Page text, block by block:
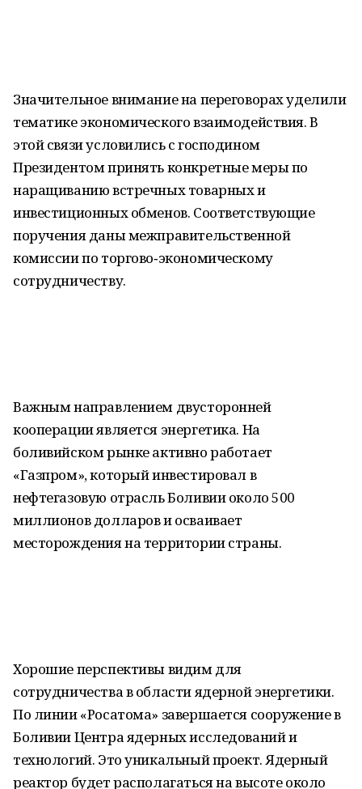
Значительное внимание на переговорах уделили
тематике экономического взаимодействия. В
этой связи условились с господином
Президентом принять конкретные меры по
наращиванию встречных товарных и
инвестиционных обменов. Соответствующие
поручения даны межправительственной
комиссии по торгово‑экономическому
сотрудничеству.
Важным направлением двусторонней
кооперации является энергетика. На
боливийском рынке активно работает
«Газпром», который инвестировал в
нефтегазовую отрасль Боливии около 500
миллионов долларов и осваивает
месторождения на территории страны.
Хорошие перспективы видим для
сотрудничества в области ядерной энергетики.
По линии «Росатома» завершается сооружение в
Боливии Центра ядерных исследований и
технологий. Это уникальный проект. Ядерный
реактор будет располагаться на высоте около